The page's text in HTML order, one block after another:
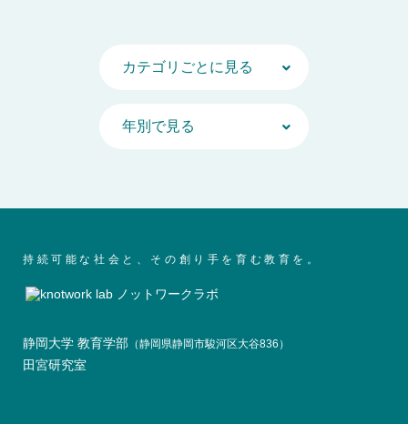
持続可能な社会と、その創り手を育む教育を。
静岡大学 教育学部 （静岡県静岡市駿河区大谷836）
田宮研究室